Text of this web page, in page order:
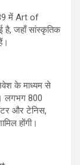
में Art of
जहाँ सांस्कृतिक
के माध्यम से
लगभग 800
और टेनिस,
होंगी।